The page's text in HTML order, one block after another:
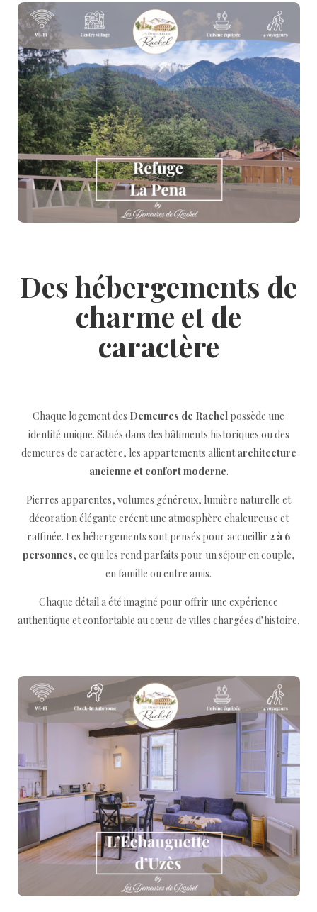
Des hébergements de
charme et de
caractère
Chaque logement des Demeures de Rachel possède une
identité unique. Situés dans des bâtiments historiques ou des
demeures de caractère, les appartements allientarchitecture
ancienne et confort moderne.
Pierres apparentes, volumes généreux, lumière naturelle et
décoration élégante créent une atmosphère chaleureuse et
raffinée. Les hébergements sont pensés pour accueillir 2 à 6
personnes, ce qui les rend parfaits pour un séjour en couple,
en famille ou entre amis.
Chaque détail a été imaginé pour offrir une expérience
authentique et confortable au cœur de villes chargées d’histoire.